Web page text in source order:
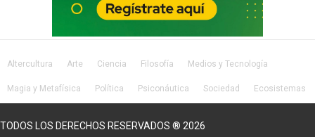
Altercultura Arte Ciencia Filosofía Medios y Tecnología
Magia y Metafísica Política Psiconáutica Sociedad Ecosistemas
TODOS LOS DERECHOS RESERVADOS ® 2026